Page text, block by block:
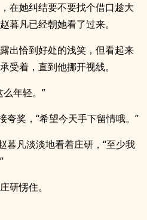
在她纠结要不要找个借口趁大
暮凡已经朝她看了过来。
出恰到好处的浅笑，但看起来
受着，直到他挪开视线。
年轻。”
夸奖，“希望今天手下留情哦。”
暮凡淡淡地看着庄研，“至少我
研愣住。